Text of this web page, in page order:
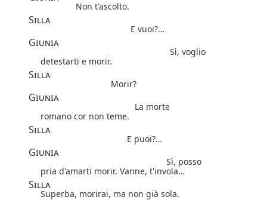
Non t'ascolto.
Silla
E vuoi?…
Giunia
Sì, voglio
detestarti e morir.
Silla
Morir?
Giunia
La morte
romano cor non teme.
Silla
E puoi?…
Giunia
Sì, posso
pria d'amarti morir. Vanne, t'invola…
Silla
Superba, morirai, ma non già sola.